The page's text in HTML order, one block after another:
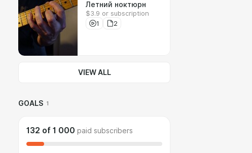
Летний ноктюрн
$3.9 or subscription
1
2
VIEW ALL
GOALS 1
132 of 1 000 paid subscribers